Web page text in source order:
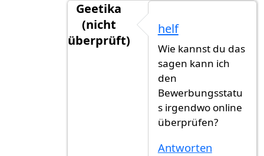
Geetika
(nicht
überprüft)
Oktober bis November
helf
Wie kannst du das
sagen kann ich
den
Bewerbungsstatu
s irgendwo online
überprüfen?
Antworten